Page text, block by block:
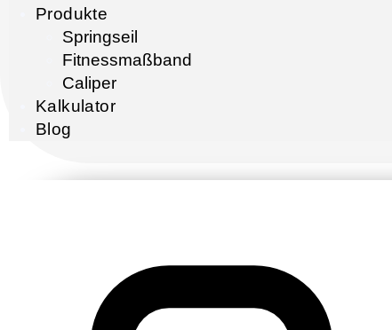
Produkte
Springseil
Fitnessmaßband
Caliper
Kalkulator
Blog